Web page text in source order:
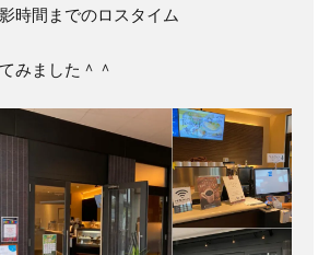
時間までのロスタイム
みました＾＾